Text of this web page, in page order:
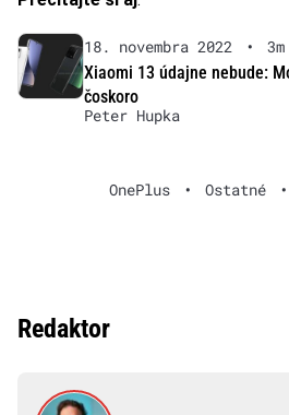
18. novembra 2022 •
3m
Xiaomi 13 údajne nebude:
čoskoro
Peter Hupka
OnePlus • Ostatné •
Redaktor